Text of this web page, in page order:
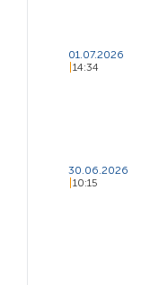
01.07.2026
14:34
30.06.2026
10:15